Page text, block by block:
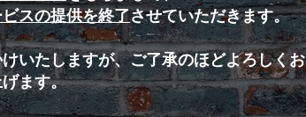
スの提供を終了させていただきます。
いたしますが、ご了承のほどよろしくお
ます。